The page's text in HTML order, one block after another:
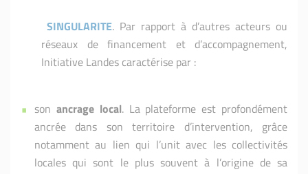
SINGULARITE. Par rapport à d’autres acteurs ou
réseaux de financement et d’accompagnement,
Initiative Landes caractérise par :
son ancrage local. La plateforme est profondément
ancrée dans son territoire d’intervention, grâce
notamment au lien qui l’unit avec les collectivités
locales qui sont le plus souvent à l’origine de sa